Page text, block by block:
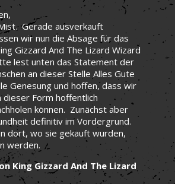
Gerade ausverkauft
wir nun die Absage für das
Gizzard And The Lizard Wizard
lest unten das Statement der
an dieser Stelle Alles Gute
Genesung und hoffen, dass wir
dieser Form hoffentlich
können. Zunächst aber
definitiv im Vordergrund.
dort, wo sie gekauft wurden,
werden.
King Gizzard And The Lizard